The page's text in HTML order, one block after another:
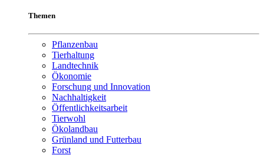
Themen
Pflanzenbau
Tierhaltung
Landtechnik
Ökonomie
Forschung und Innovation
Nachhaltigkeit
Öffentlichkeitsarbeit
Tierwohl
Ökolandbau
Grünland und Futterbau
Forst